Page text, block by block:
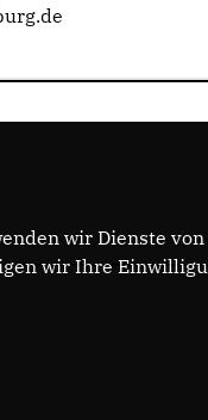
wir Dienste
wir Ihre